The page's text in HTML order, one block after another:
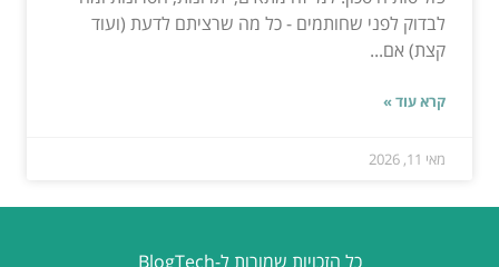
לבדוק לפני שחותמים - כל מה שרציתם לדעת (ועוד
קצת) אם...
קרא עוד »
מאי 11, 2026
כל הזכויות שמורות ל-BlogTech